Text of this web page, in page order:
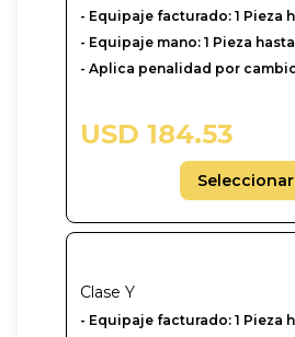
- Equipaje facturado: 1 Pieza
- Equipaje mano: 1 Pieza
- Aplica penalidad por
USD 184.53
Seleccionar
Clase Y
-‎ Equipaje facturado: 1 Pieza